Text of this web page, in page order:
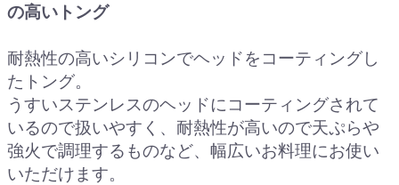
の高いトング
耐熱性の高いシリコンでヘッドをコーティングし
たトング。
うすいステンレスのヘッドにコーティングされて
いるので扱いやすく、耐熱性が高いので天ぷらや
強火で調理するものなど、幅広いお料理にお使い
いただけます。